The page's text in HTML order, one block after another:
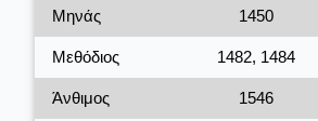
Μηνάς 1450
Μεθόδιος 1482, 1484
Άνθιμος 1546